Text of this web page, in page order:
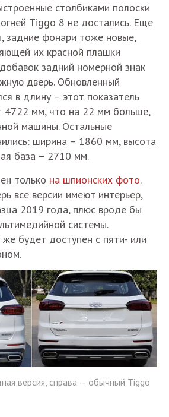
столбиками полоски
Tiggo 8 не достались. Еще
задние фонари тоже новые,
их красной плашки
задний номерной знак
дверь. Обновленный
в длину – этот показатель
4722 мм, что на 22 мм больше,
машины. Остальные
ширина – 1860 мм, высота
база – 2710 мм.
только на шпионских фото.
все версии имеют интерьер,
2019 года, плюс вроде бы
системы.
же будет доступен с пяти- или
версия, справа — обычный Tiggo